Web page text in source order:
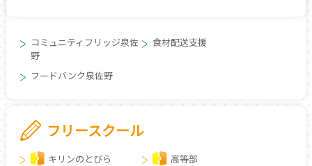
コミュニティフリッジ泉佐
野
食材配送支援
フードバンク泉佐野
フリースクール
キリンのとびら
高等部